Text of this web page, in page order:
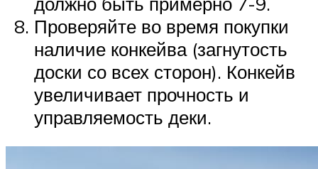
Проверяйте во время покупки
наличие конкейва (загнутость
доски со всех сторон). Конкейв
увеличивает прочность и
управляемость деки.